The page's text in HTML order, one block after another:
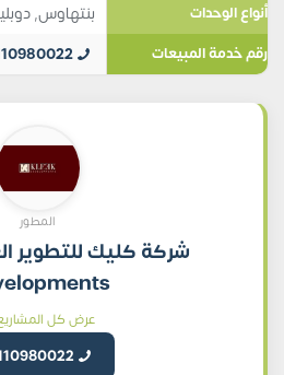
أنواع الوحدات بنتهاوس,
رقم خدمة المبيعات
المطور
عرض كل